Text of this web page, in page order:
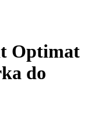
Optimat
do